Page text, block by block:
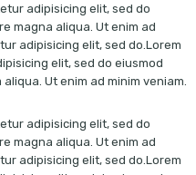
adipisicing elit, sed do
magna aliqua. Ut enim ad
adipisicing elit, sed do.Lorem
elit, sed do eiusmod
Ut enim ad minim veniam.
adipisicing elit, sed do
magna aliqua. Ut enim ad
adipisicing elit, sed do.Lorem